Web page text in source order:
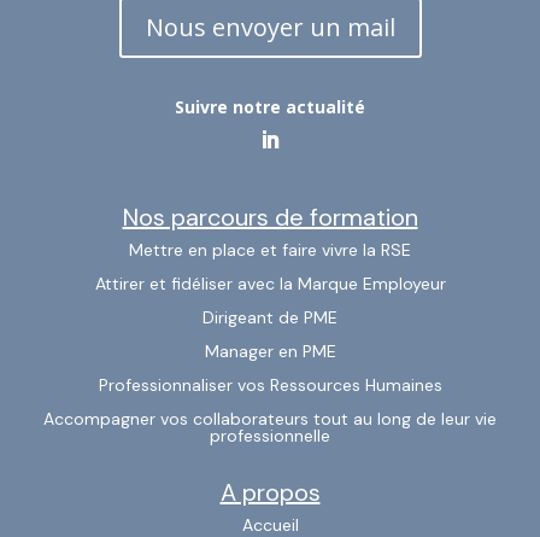
Nous envoyer un mail
Suivre notre actualité
Nos parcours de formation
Mettre en place et faire vivre la RSE
Attirer et fidéliser avec la Marque Employeur
Dirigeant de PME
Manager en PME
Professionnaliser vos Ressources Humaines
Accompagner vos collaborateurs tout au long de leur vie
professionnelle
A propos
Accueil